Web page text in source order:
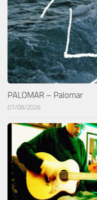
PALOMAR – Palomar
07/08/2026